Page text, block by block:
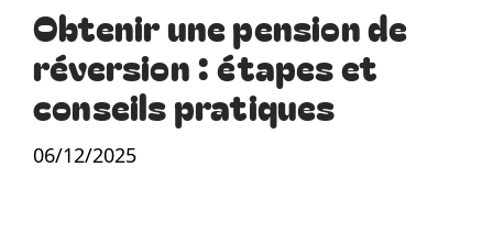
Obtenir une pension de
réversion : étapes et
conseils pratiques
06/12/2025